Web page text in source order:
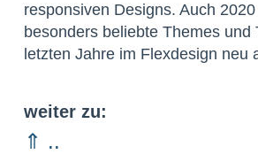
responsiven Designs. Auch
besonders beliebte Themes und
letzten Jahre im Flexdesign neu
weiter zu:
⇑ ..